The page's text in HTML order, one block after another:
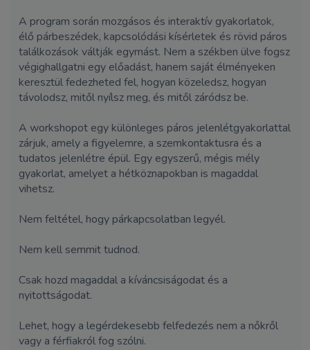
A program során mozgásos és interaktív gyakorlatok,
élő párbeszédek, kapcsolódási kísérletek és rövid páros
találkozások váltják egymást. Nem a székben ülve fogsz
végighallgatni egy előadást, hanem saját élményeken
keresztül fedezheted fel, hogyan közeledsz, hogyan
távolodsz, mitől nyílsz meg, és mitől záródsz be.
A workshopot egy különleges páros jelenlétgyakorlattal
zárjuk, amely a figyelemre, a szemkontaktusra és a
tudatos jelenlétre épül. Egy egyszerű, mégis mély
gyakorlat, amelyet a hétköznapokban is magaddal
vihetsz.
Nem feltétel, hogy párkapcsolatban legyél.
Nem kell semmit tudnod.
Csak hozd magaddal a kíváncsiságodat és a
nyitottságodat.
Lehet, hogy a legérdekesebb felfedezés nem a nőkről
vagy a férfiakról fog szólni.